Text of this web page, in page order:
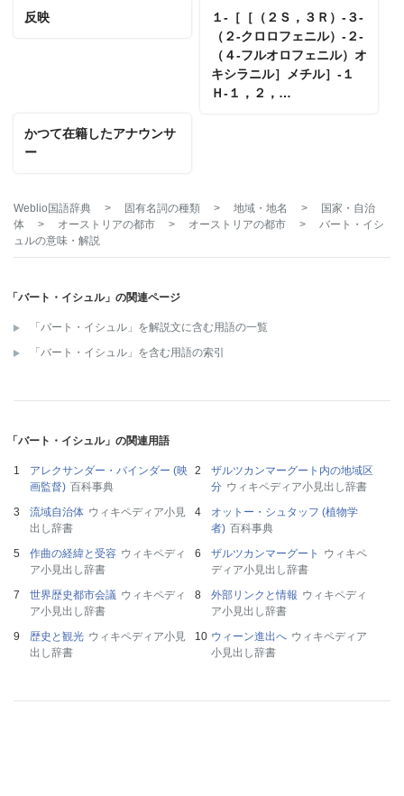
反映
１‐［［（２Ｓ，３Ｒ）‐３‐
（２‐クロロフェニル）‐２‐
（４‐フルオロフェニル）オ
キシラニル］メチル］‐１
Ｈ‐１，２，…
かつて在籍したアナウンサ
ー
Weblio国語辞典 > 固有名詞の種類 > 地域・地名 >
国家・自治
体
> オーストリアの都市 > オーストリアの都市 >
バート・イシ
ュルの意味・解説
「バート・イシュル」の関連ページ
「バート・イシュル」を解説文に含む用語の一覧
「バート・イシュル」を含む用語の索引
「バート・イシュル」の関連用語
アレクサンダー・バインダー (映
画監督) 百科事典
ザルツカンマーグート内の地域区
分 ウィキペディア小見出し辞書
流域自治体 ウィキペディア小見
出し辞書
オットー・シュタッフ (植物学
者) 百科事典
作曲の経緯と受容 ウィキペディ
ア小見出し辞書
ザルツカンマーグート
ウィキペ
ディア小見出し辞書
世界歴史都市会議 ウィキペディ
ア小見出し辞書
外部リンクと情報 ウィキペディ
ア小見出し辞書
歴史と観光 ウィキペディア小見
出し辞書
ウィーン進出へ ウィキペディア
小見出し辞書